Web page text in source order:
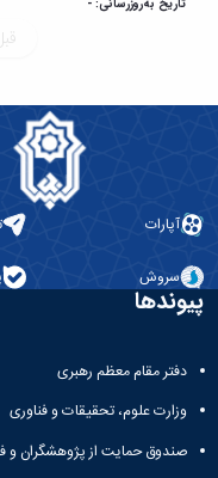
تاریخ به‌روزرسانی: -
آپارات
سروش
پیوندها
دفتر مقام معظم رهبری
وزارت علوم، تحقیقات و فناوری
صندوق حمایت از پژوهشگران و